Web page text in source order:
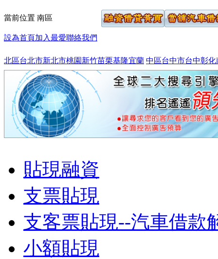
當前位置 南區
設為首頁加入最愛聯絡我們
北區台北市新北市桃園 新竹苗栗基隆宜蘭 中區台中市台中彰化
貼現融資
支票貼現
支客票貼現--汽車借款
小額貼現